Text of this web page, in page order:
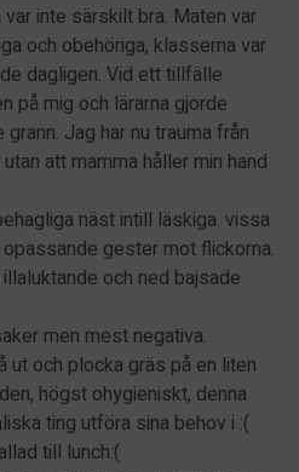
inte särskilt bra. Maten var
och obehöriga, klasserna var
dagligen. Vid ett tillfälle
på mig och lärarna gjorde
Jag har nu trauma från
att mamma håller min hand
näst intill läskiga. vissa
gester mot flickorna.
och ned bajsade
men mest negativa.
ut och plocka gräs på en liten
högst ohygieniskt, denna
ting utföra sina behov i :(
till lunch:(